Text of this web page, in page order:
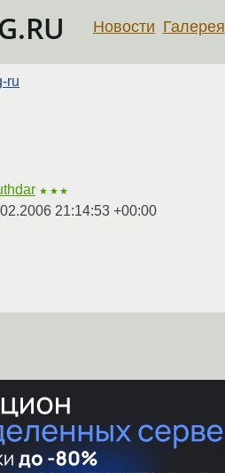
Новости Галерея
ru
★★★
21:14:53 +00:00